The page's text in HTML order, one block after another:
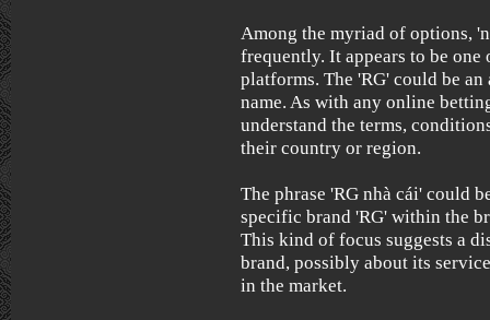
Among the myriad of options,
frequently. It appears to be
platforms. The 'RG' could be
name. As with any online
understand the terms,
their country or region.
The phrase 'RG nhà cái' could
specific brand 'RG' within the
This kind of focus suggests a
brand, possibly about its
in the market.